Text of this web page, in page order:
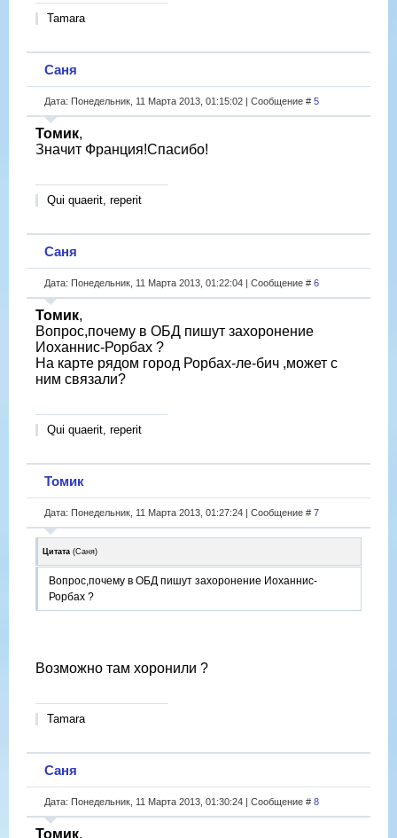
Tamara
Саня
Дата: Понедельник, 11 Марта 2013, 01:15:02 | Сообщение # 5
Томик,
Значит Франция!Спасибо!
Qui quaerit, reperit
Саня
Дата: Понедельник, 11 Марта 2013, 01:22:04 | Сообщение # 6
Томик,
Вопрос,почему в ОБД пишут захоронение
Иоханнис-Рорбах ?
На карте рядом город Рорбах-ле-бич ,может с
ним связали?
Qui quaerit, reperit
Томик
Дата: Понедельник, 11 Марта 2013, 01:27:24 | Сообщение # 7
Цитата (Саня)
Вопрос,почему в ОБД пишут захоронение Иоханнис-
Рорбах ?
Возможно там хоронили ?
Tamara
Саня
Дата: Понедельник, 11 Марта 2013, 01:30:24 | Сообщение # 8
Томик,